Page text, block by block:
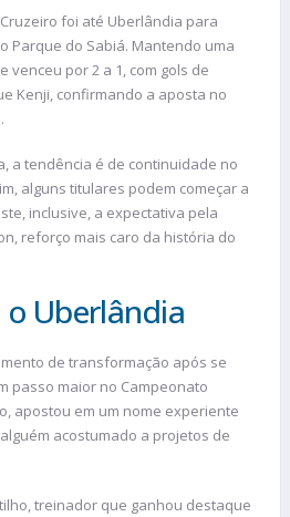
foi até Uberlândia para
Parque do Sabiá. Mantendo uma
venceu por 2 a 1, com gols de
Kenji, confirmando a aposta no
a tendência é de continuidade no
alguns titulares podem começar a
inclusive, a expectativa pela
reforço mais caro da história do
o Uberlândia
de transformação após se
passo maior no Campeonato
apostou em um nome experiente
acostumado a projetos de
treinador que ganhou destaque